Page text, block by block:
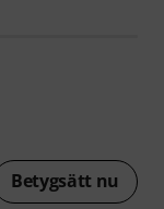
Betygsätt nu